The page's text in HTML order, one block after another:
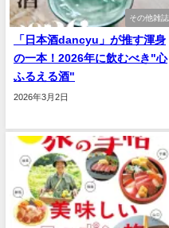
その他雑誌
「日本酒dancyu」が推す渾身
の一本！2026年に飲むべき"心
ふるえる酒"
2026年3月2日